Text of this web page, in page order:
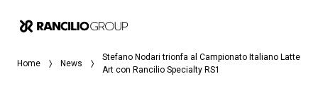
Home News
Stefano Nodari trionfa al Campionato Italiano Latte
Art con Rancilio Specialty RS1